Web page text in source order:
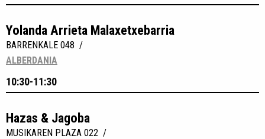
Yolanda Arrieta Malaxetxebarria
BARRENKALE 048 /
ALBERDANIA
10:30-11:30
Hazas & Jagoba
MUSIKAREN PLAZA 022 /